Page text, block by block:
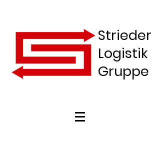
Strieder
Logistik
Gruppe